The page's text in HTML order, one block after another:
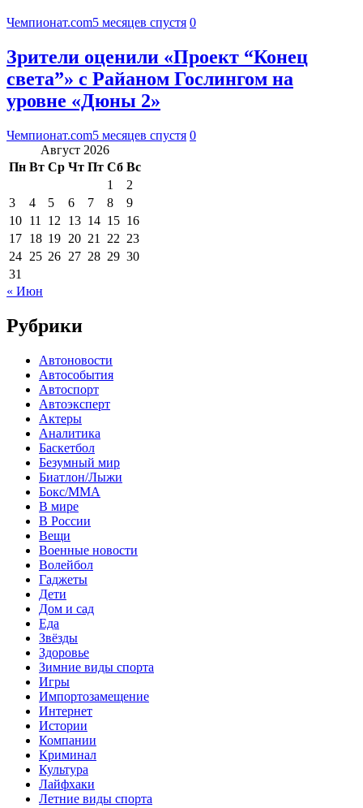
Чемпионат.com5 месяцев спустя 0
Зрители оценили «Проект “Конец
света”» с Райаном Гослингом на
уровне «Дюны 2»
Чемпионат.com5 месяцев спустя 0
Август 2026
Пн Вт Ср Чт Пт Сб Вс
1
2
3
4 5 6 7 8
9
10 11 12 13 14 15 16
17 18 19 20 21 22 23
24 25 26 27 28 29 30
31
« Июн
Рубрики
Автоновости
Автособытия
Автоспорт
Автоэксперт
Актеры
Аналитика
Баскетбол
Безумный мир
Биатлон/Лыжи
Бокс/MMA
В мире
В России
Вещи
Военные новости
Волейбол
Гаджеты
Дети
Дом и сад
Еда
Звёзды
Здоровье
Зимние виды спорта
Игры
Импортозамещение
Интернет
Истории
Компании
Криминал
Культура
Лайфхаки
Летние виды спорта